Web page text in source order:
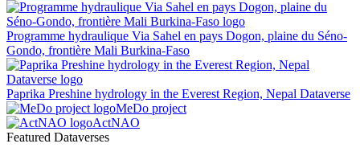
Programme hydraulique Via Sahel en pays Dogon, plaine du Séno-
Gondo, frontière Mali Burkina-Faso
Paprika Preshine hydrology in the Everest Region, Nepal Dataverse
MeDo project
ActNAO
Featured Dataverses